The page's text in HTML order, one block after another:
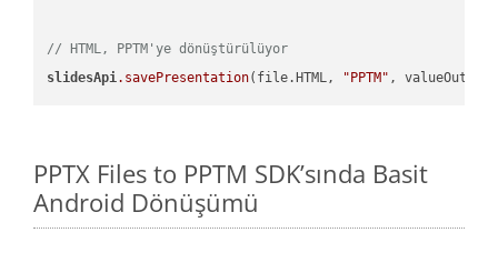
// HTML, PPTM'ye dönüştürülüyor
slidesApi.savePresentation(file.HTML, "PPTM"
PPTX Files to PPTM SDK’sında Basit
Android Dönüşümü